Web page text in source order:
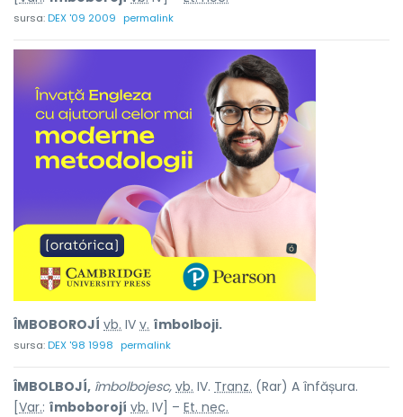
sursa:DEX '09 2009 permalink
ÎMBOBOROJÍ vb. IV v. îmbolboji.
sursa:DEX '98 1998 permalink
ÎMBOLBOJÍ, îmbolbojesc, vb. IV. Tranz. (Rar) A înfășura.
Var.: îmboborojí vb. IV] – Et. nec.